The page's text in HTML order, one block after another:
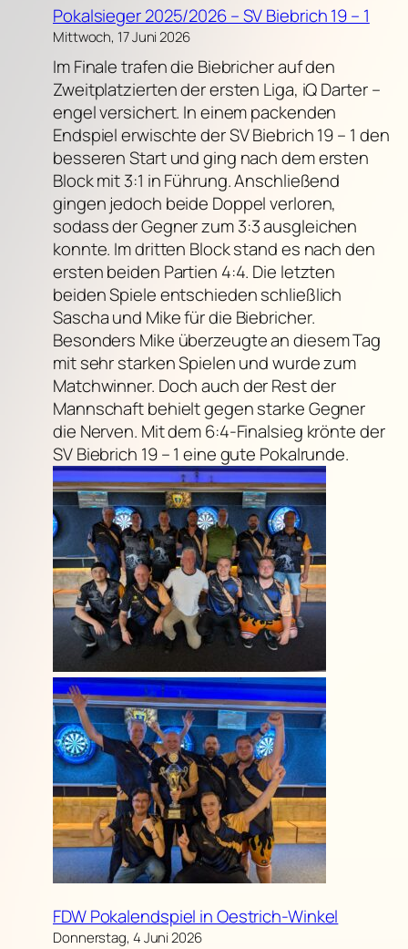
Pokalsieger 2025/2026 – SV Biebrich 19 – 1
Mittwoch, 17 Juni 2026
Im Finale trafen die Biebricher auf den
Zweitplatzierten der ersten Liga, iQ Darter –
engel versichert. In einem packenden
Endspiel erwischte der SV Biebrich 19 – 1 den
besseren Start und ging nach dem ersten
Block mit 3:1 in Führung. Anschließend
gingen jedoch beide Doppel verloren,
sodass der Gegner zum 3:3 ausgleichen
konnte. Im dritten Block stand es nach den
ersten beiden Partien 4:4. Die letzten
beiden Spiele entschieden schließlich
Sascha und Mike für die Biebricher.
Besonders Mike überzeugte an diesem Tag
mit sehr starken Spielen und wurde zum
Matchwinner. Doch auch der Rest der
Mannschaft behielt gegen starke Gegner
die Nerven. Mit dem 6:4-Finalsieg krönte der
SV Biebrich 19 – 1 eine gute Pokalrunde.
FDW Pokalendspiel in Oestrich-Winkel
Donnerstag, 4 Juni 2026